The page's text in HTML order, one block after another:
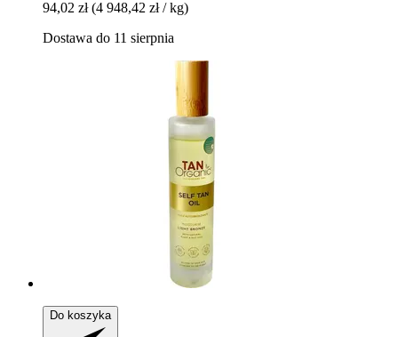
94,02 zł (4 948,42 zł / kg)
Dostawa do 11 sierpnia
Do koszyka